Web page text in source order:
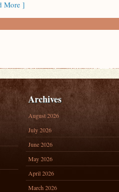
More ]
Archives
August 2026
July 2026
June 2026
May 2026
April 2026
March 2026